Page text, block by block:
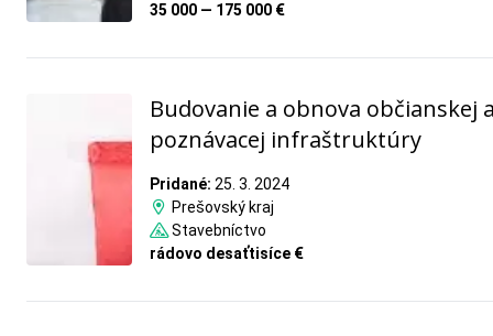
35 000 — 175 000 €
Budovanie a obnova občianskej
poznávacej infraštruktúry
Pridané: 25. 3. 2024
Prešovský kraj
Stavebníctvo
rádovo desaťtisíce €